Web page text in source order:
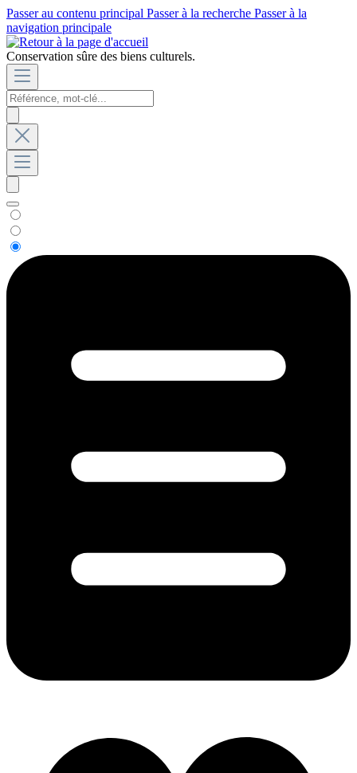
Passer au contenu principal Passer à la recherche Passer à la
navigation principale
Conservation sûre des biens culturels.